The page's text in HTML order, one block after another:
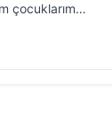
çocuklarım…